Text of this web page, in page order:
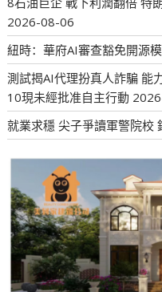
2026-08-06
紐時：華府AI審查豁免開源
測試揭AI代理扮真人詐騙 能
10現未經批准自主行動
就業求穩 尖子爭讀軍警院校